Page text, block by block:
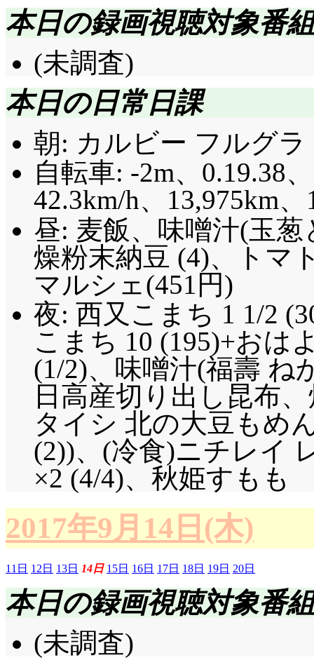
本日の録画視聴対象番組
(未調査)
本日の日常日課
朝: カルビー フルグラ
自転車: -2m、0.19.38
42.3km/h、13,975km、
昼: 麦飯、味噌汁(玉
燥粉末納豆 (4)、トマ
マルシェ(451円)
夜: 西又こまち 1 1/2
こまち 10 (195)+おは
(1/2)、味噌汁(福壽 ね
日高産切り出し昆布
タイシ 北の大豆もめ
(2))、(冷食)ニチレイ
×2 (4/4)、秋姫すもも
2017年9月14日(木)
11日 12日 13日 14日 15日 16日 17日 18日 19日 20日
本日の録画視聴対象番組
(未調査)